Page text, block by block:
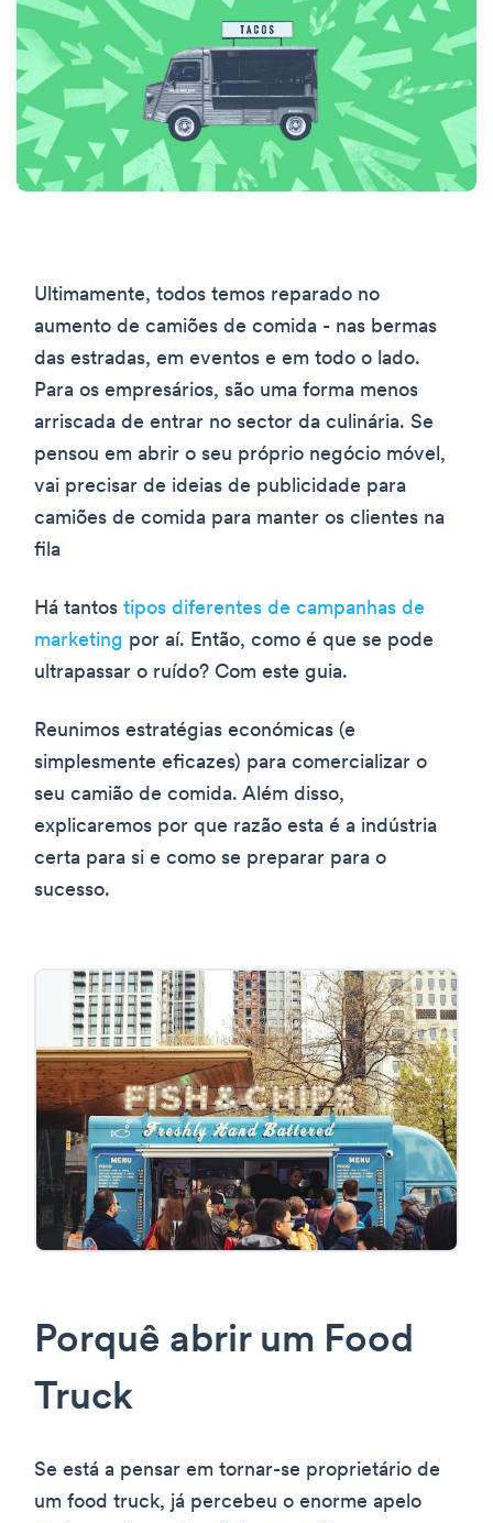
Ultimamente, todos temos reparado no
aumento de camiões de comida - nas bermas
das estradas, em eventos e em todo o lado.
Para os empresários, são uma forma menos
arriscada de entrar no sector da culinária. Se
pensou em abrir o seu próprio negócio móvel,
vai precisar de ideias de publicidade para
camiões de comida para manter os clientes na
fila
Há tantos tipos diferentes de campanhas de
marketing por aí. Então, como é que se pode
ultrapassar o ruído? Com este guia.
Reunimos estratégias económicas (e
simplesmente eficazes) para comercializar o
seu camião de comida. Além disso,
explicaremos por que razão esta é a indústria
certa para si e como se preparar para o
sucesso.
Porquê abrir um Food
Truck
Se está a pensar em tornar-se proprietário de
um food truck, já percebeu o enorme apelo